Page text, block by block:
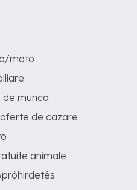
moto
de munca
de cazare
animale